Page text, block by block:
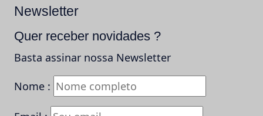
Newsletter
Quer receber novidades ?
Basta assinar nossa Newsletter
Nome :